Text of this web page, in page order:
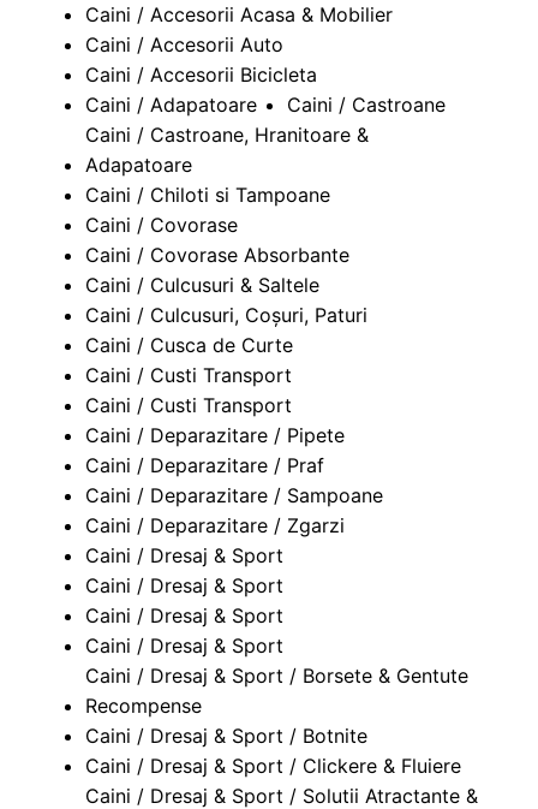
Caini / Accesorii Acasa & Mobilier
Caini / Accesorii Auto
Caini / Accesorii Bicicleta
Caini / Adapatoare
Caini / Castroane
Caini / Castroane, Hranitoare &
Adapatoare
Caini / Chiloti si Tampoane
Caini / Covorase
Caini / Covorase Absorbante
Caini / Culcusuri & Saltele
Caini / Culcusuri, Coșuri, Paturi
Caini / Cusca de Curte
Caini / Custi Transport
Caini / Custi Transport
Caini / Deparazitare / Pipete
Caini / Deparazitare / Praf
Caini / Deparazitare / Sampoane
Caini / Deparazitare / Zgarzi
Caini / Dresaj & Sport
Caini / Dresaj & Sport
Caini / Dresaj & Sport
Caini / Dresaj & Sport
Caini / Dresaj & Sport / Borsete & Gentute
Recompense
Caini / Dresaj & Sport / Botnite
Caini / Dresaj & Sport / Clickere & Fluiere
Caini / Dresaj & Sport / Solutii Atractante &